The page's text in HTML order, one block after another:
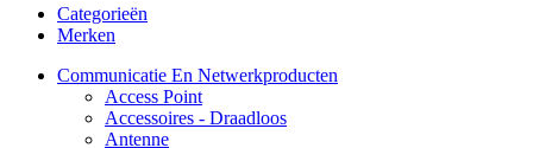
Categorieën
Merken
Communicatie En Netwerkproducten
Access Point
Accessoires - Draadloos
Antenne